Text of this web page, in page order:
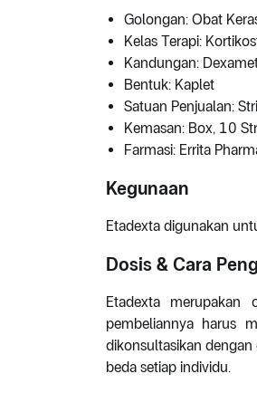
Golongan: Obat
Kelas Terapi:
Kandungan:
Bentuk: Kaplet
Satuan Penjualan:
Kemasan: Box, 10
Farmasi: Errita
Kegunaan
Etadexta digunakan
Dosis & Cara
Etadexta
pembeliannya harus
dikonsultasikan
beda setiap individu.